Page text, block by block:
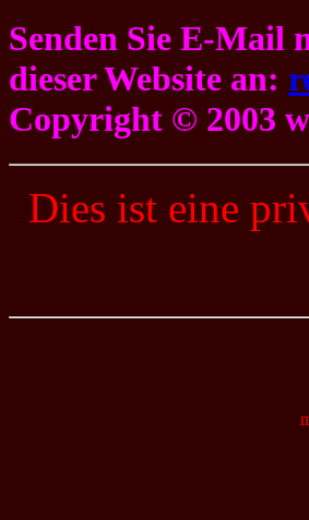
Senden Sie E-Mail
dieser Website an:
Copyright © 2003
Dies ist eine